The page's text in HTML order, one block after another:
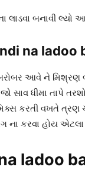
બનાવી લ્યો
na ladoo
આવે ને
સાવ ધીમા તાપે
કરતી વખતે ત્રણ
કરવા હોય
ladoo